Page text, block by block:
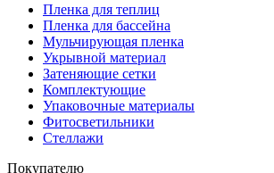
Пленка для теплиц
Пленка для бассейна
Мульчирующая пленка
Укрывной материал
Затеняющие сетки
Комплектующие
Упаковочные материалы
Фитосветильники
Стеллажи
Покупателю